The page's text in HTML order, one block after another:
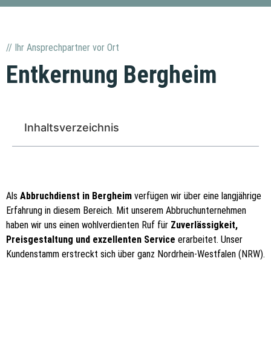
// Ihr Ansprechpartner vor Ort
Entkernung Bergheim
Inhaltsverzeichnis
Als Abbruchdienst in Bergheim verfügen wir über eine langjährige
Erfahrung in diesem Bereich. Mit unserem Abbruchunternehmen
haben wir uns einen wohlverdienten Ruf für Zuverlässigkeit,
Preisgestaltung und exzellenten Service erarbeitet. Unser
Kundenstamm erstreckt sich über ganz Nordrhein-Westfalen (NRW).